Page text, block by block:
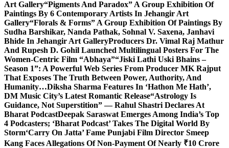
Art Gallery“Pigments And Paradox” A Group Exhibition Of
Paintings By 6 Contemporary Artists In Jehangir Art
Gallery“Florals & Forms” A Group Exhibition Of Paintings By
Sudha Barshikar, Nanda Pathak, Sohnal V. Saxena, Janhavi
Bhide In Jehangir Art GalleryProducers Dr. Vimal Raj Mathur
And Rupesh D. Gohil Launched Multilingual Posters For The
Women-Centric Film “Abhaya”“Jiski Lathi Uski Bhains –
Season 1”: A Powerful Web Series From Producer MK Rajput
That Exposes The Truth Between Power, Authority, And
Humanity…Diksha Sharma Features In ‘Hathon Me Hath’,
DM Music City’s Latest Romantic Release“Astrology Is
Guidance, Not Superstition” — Rahul Shastri Declares At
Bharat PodcastDeepak Saraswat Emerges Among India’s Top
4 Podcasters; ‘Bharat Podcast’ Takes The Digital World By
Storm‘Carry On Jatta’ Fame Punjabi Film Director Smeep
Kang Faces Allegations Of Non-Payment Of Nearly ₹10 Crore